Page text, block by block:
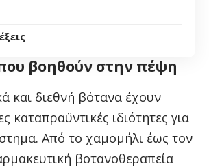
βοηθούν στην πέψη
και διεθνή βότανα έχουν
καταπραϋντικές ιδιότητες για
Από το χαμομήλι έως τον
βοτανοθεραπεία